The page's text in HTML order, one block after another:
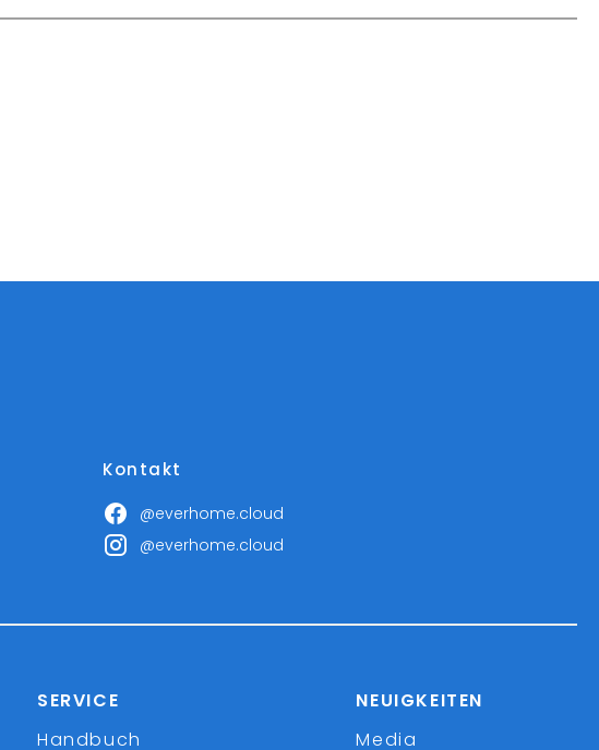
Kontakt
@everhome.cloud
@everhome.cloud
SERVICE
Handbuch
NEUIGKEITEN
Media